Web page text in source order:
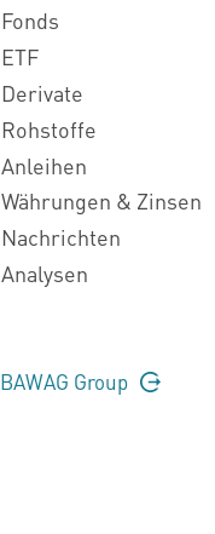
Fonds
ETF
Derivate
Rohstoffe
Anleihen
Währungen & Zinsen
Nachrichten
Analysen
BAWAG Group